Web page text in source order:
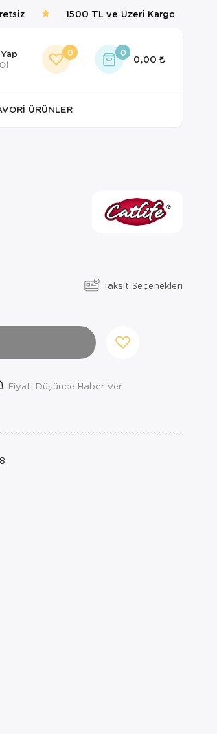
1500 TL ve Üzeri Kargo Ücretsiz
0 0
0,00
ÜRÜNLER
Taksit Seçenekleri
Fiyatı Düşünce Haber Ver